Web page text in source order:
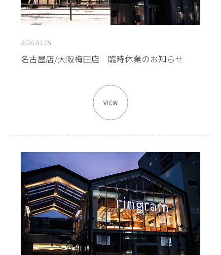
2026.01.05
名古屋店/大阪梅田店 臨時休業のお知らせ